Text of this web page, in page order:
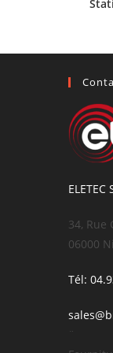
ELETEC
34, Rue
06000
Tél:
¨